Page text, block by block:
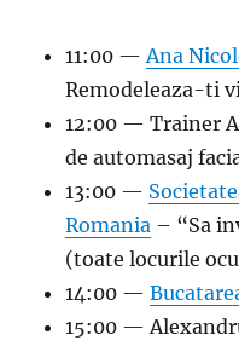
11:00 — Ana
Remodeleaza-ti
12:00 — Trainer
de automasaj
13:00 —
Romania – “Sa
(toate locurile
14:00 —
15:00 —